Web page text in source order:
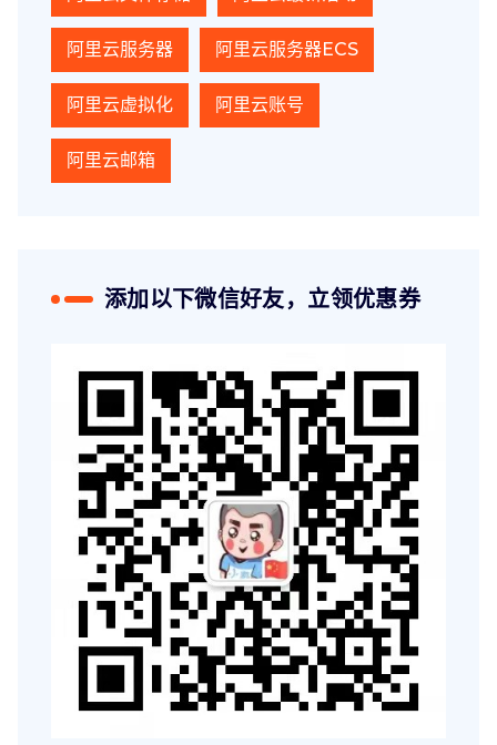
阿里云服务器 阿里云服务器ECS
阿里云虚拟化 阿里云账号
阿里云邮箱
添加以下微信好友，立领优惠券